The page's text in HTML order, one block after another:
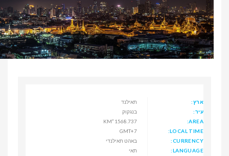
ארץ:
תאילנד
עיר:
בנגקוק
AREA:
1568.737 KM²
LOCAL TIME:
GMT+7
CURRENCY:
באהט תאילנדי
LANGUAGE:
תאי